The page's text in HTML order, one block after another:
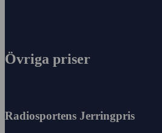
Övriga priser
Radiosportens Jerringpris